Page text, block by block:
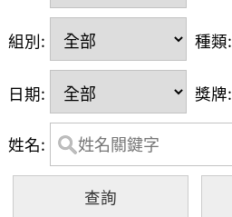
組別: 種類:
日期: 獎牌:
姓名: